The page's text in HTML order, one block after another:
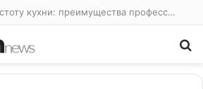
Восстановите чистоту кухни: преимущества профессиональной уборки